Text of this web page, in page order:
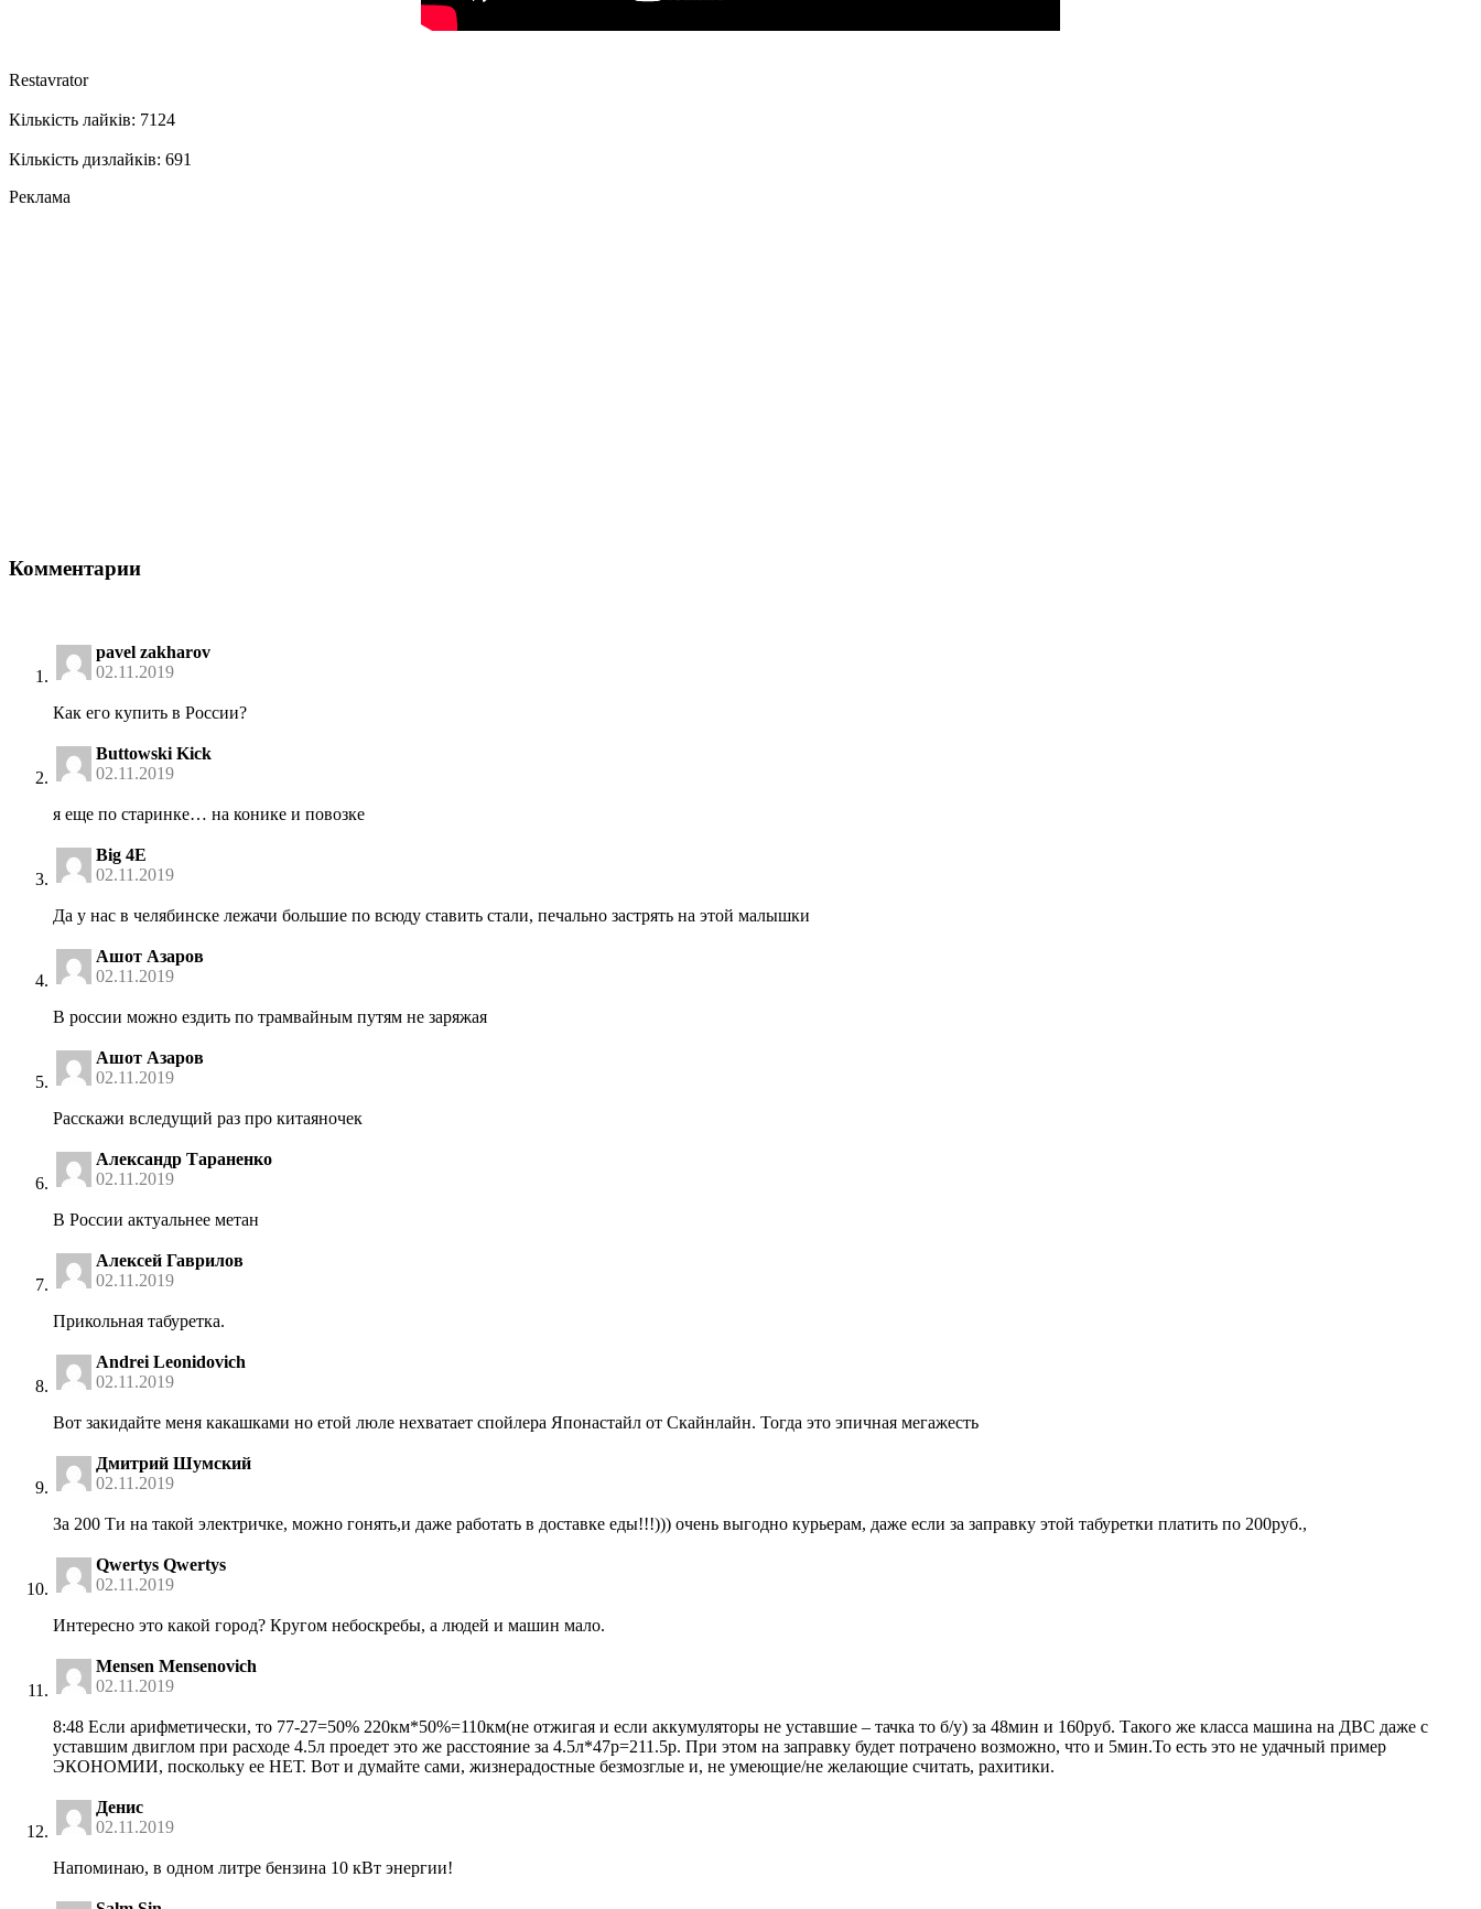
Restavrator
Кількість лайків: 7124
Кількість дизлайків: 691
Реклама
Комментарии
pavel zakharov
02.11.2019
Как его купить в России?
Buttowski Kick
02.11.2019
я еще по старинке… на конике и повозке
Big 4E
02.11.2019
Да у нас в челябинске лежачи большие по всюду ставить стали, печально застрять на этой малышки
Ашот Азаров
02.11.2019
В россии можно ездить по трамвайным путям не заряжая
Ашот Азаров
02.11.2019
Расскажи вследущий раз про китаяночек
Александр Тараненко
02.11.2019
В России актуальнее метан
Алексей Гаврилов
02.11.2019
Прикольная табуретка.
Andrei Leonidovich
02.11.2019
Вот закидайте меня какашками но етой люле нехватает спойлера Японастайл от Скайнлайн. Тогда это эпичная мегажесть
Дмитрий Шумский
02.11.2019
За 200 Ти на такой электричке, можно гонять,и даже работать в доставке еды!!!))) очень выгодно курьерам, даже если за заправку этой табуретки платить по 200руб.,
Qwertys Qwertys
02.11.2019
Интересно это какой город? Кругом небоскребы, а людей и машин мало.
Mensen Mensenovich
02.11.2019
8:48 Если арифметически, то 77-27=50% 220км*50%=110км(не отжигая и если аккумуляторы не уставшие – тачка то б/у) за 48мин и 160руб. Такого же класса машина на ДВС даже с
уставшим двиглом при расходе 4.5л проедет это же расстояние за 4.5л*47р=211.5р. При этом на заправку будет потрачено возможно, что и 5мин.То есть это не удачный пример
ЭКОНОМИИ, поскольку ее НЕТ. Вот и думайте сами, жизнерадостные безмозглые и, не умеющие/не желающие считать, рахитики.
Денис
02.11.2019
Напоминаю, в одном литре бензина 10 кВт энергии!